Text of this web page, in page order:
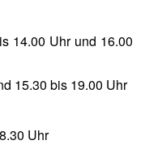
14.00 Uhr und 16.00
15.30 bis 19.00 Uhr
Uhr